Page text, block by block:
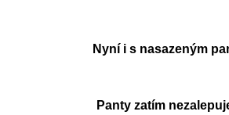
Nyní i s nasazeným
Panty zatím